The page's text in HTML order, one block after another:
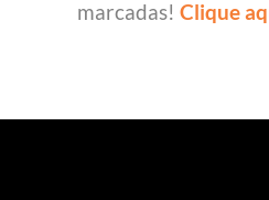
marcadas! Clique